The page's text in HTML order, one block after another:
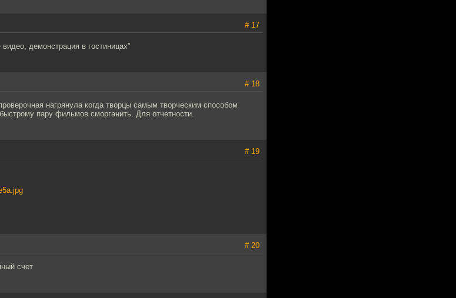
# 17
демонстрация в гостиницах"
# 18
нагрянула когда творцы самым творческим способом
пару фильмов сморганить. Для отчетности.
# 19
# 20
счет